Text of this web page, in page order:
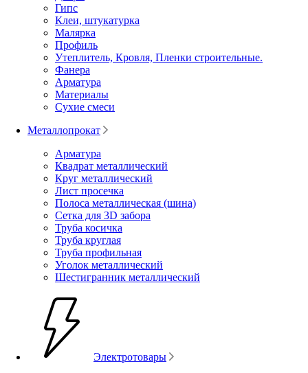
Гипс
Клеи, штукатурка
Малярка
Профиль
Утеплитель, Кровля, Пленки строительные.
Фанера
Арматура
Материалы
Сухие смеси
Металлопрокат
Арматура
Квадрат металлический
Круг металлический
Лист просечка
Полоса металлическая (шина)
Сетка для 3D забора
Труба косичка
Труба круглая
Труба профильная
Уголок металлический
Шестигранник металлический
Электротовары